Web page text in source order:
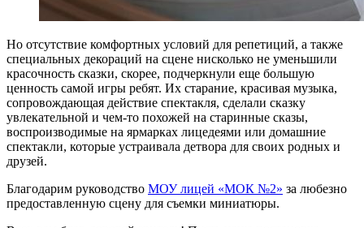
Но отсутствие комфортных условий для репетиций, а также
специальных декораций на сцене нисколько не уменьшили
красочность сказки, скорее, подчеркнули еще большую
ценность самой игры ребят. Их старание, красивая музыка,
сопровождающая действие спектакля, сделали сказку
увлекательной и чем-то похожей на старинные сказы,
воспроизводимые на ярмарках лицедеями или домашние
спектакли, которые устраивала детвора для своих родных и
друзей.
Благодарим руководство МОУ лицей «МОК №2» за любезно
предоставленную сцену для съемки миниатюры.